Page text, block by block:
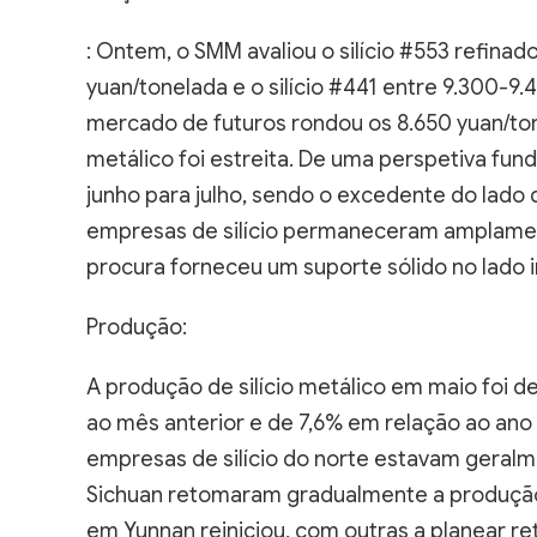
: Ontem, o SMM avaliou o silício #553
yuan/tonelada e o silício #441 entre 9.300-
mercado de futuros rondou os 8.650 yuan/
metálico foi estreita. De uma perspetiva
junho para julho, sendo o excedente do
empresas de silício permaneceram
procura forneceu um suporte sólido no lado
Produção:
A produção de silício metálico em maio foi
ao mês anterior e de 7,6% em relação ao
empresas de silício do norte estavam
Sichuan retomaram gradualmente a
em Yunnan reiniciou, com outras a planear